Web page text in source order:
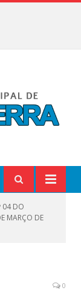
04 DO
MARÇO DE
0